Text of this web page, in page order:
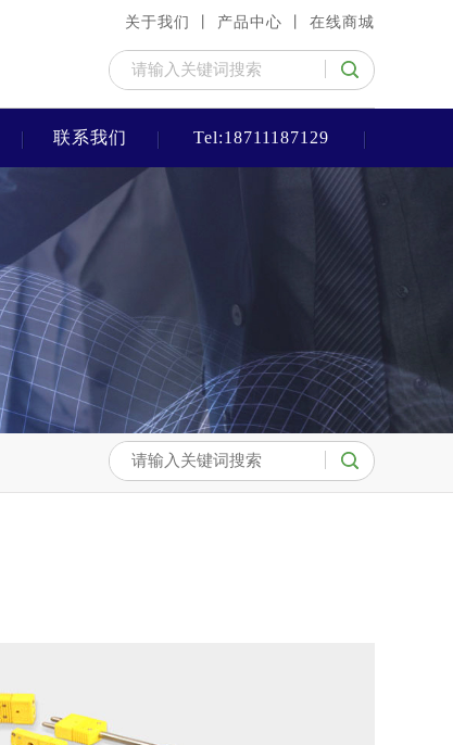
关于我们 丨 产品中心 丨 在线商城
联系我们 Tel:18711187129